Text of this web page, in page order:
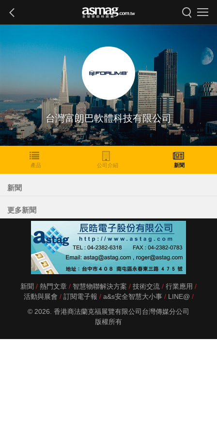
台灣富朗巴軟體科技有限公司
產品 公司介紹 新聞
新聞
更多新聞
新聞 熱門文章 智慧物聯解決方案 技術交流
行業應用
活動與展會
訂閱電子報 a&s安全智慧大小事
LINE@
© 2026. 香港商法蘭克福展覽有限公司台灣傳媒分公司
版權所有